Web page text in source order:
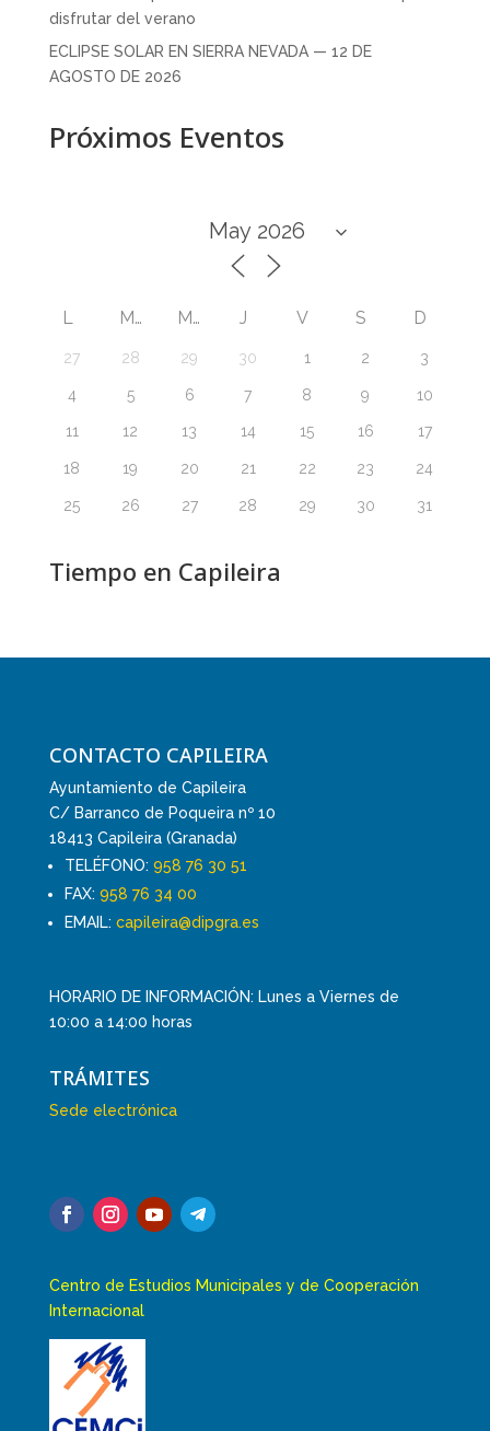
disfrutar del verano
ECLIPSE SOLAR EN SIERRA NEVADA — 12 DE
AGOSTO DE 2026
Próximos Eventos
L M M J V S D
27 28 29 30 1 2 3
4 5 6 7 8 9 10
11 12 13 14 15 16 17
18 19 20 21 22 23 24
25 26 27 28 29 30 31
Tiempo en Capileira
CONTACTO CAPILEIRA
Ayuntamiento de Capileira
C/ Barranco de Poqueira nº 10
18413 Capileira (Granada)
TELÉFONO: 958 76 30 51
FAX: 958 76 34 00
EMAIL: capileira@dipgra.es
HORARIO DE INFORMACIÓN: Lunes a Viernes de
10:00 a 14:00 horas
TRÁMITES
Sede electrónica
Centro de Estudios Municipales y de Cooperación
Internacional